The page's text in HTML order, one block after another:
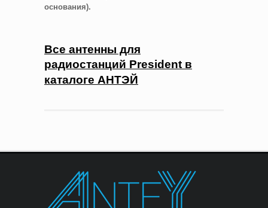
основания).
Все антенны для
радиостанций President в
каталоге АНТЭЙ